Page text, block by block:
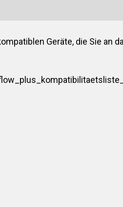
Geräte, die Sie an